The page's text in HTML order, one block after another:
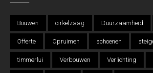
Bouwen cirkelzaag Duurzaamheid
Offerte Opruimen schoenen
timmerlui Verbouwen Verlichting